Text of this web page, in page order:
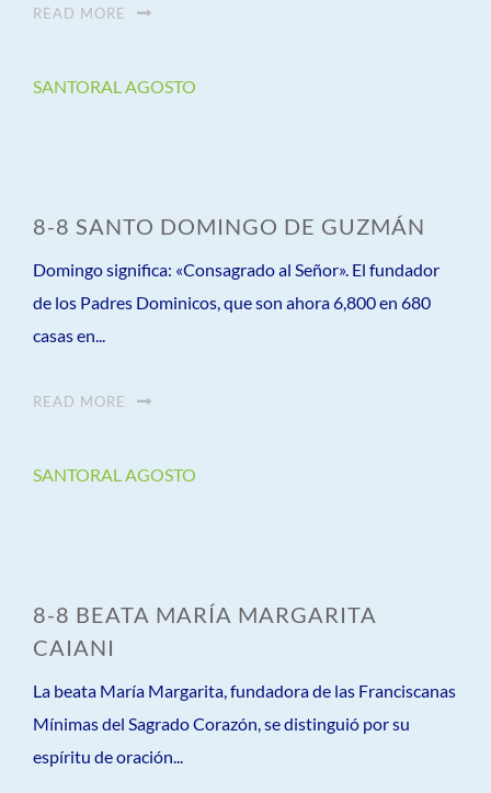
READ MORE
SANTORAL AGOSTO
8-8 SANTO DOMINGO DE GUZMÁN
Domingo significa: «Consagrado al Señor». El fundador
de los Padres Dominicos, que son ahora 6,800 en 680
casas en...
READ MORE
SANTORAL AGOSTO
8-8 BEATA MARÍA MARGARITA
CAIANI
La beata María Margarita, fundadora de las Franciscanas
Mínimas del Sagrado Corazón, se distinguió por su
espíritu de oración...